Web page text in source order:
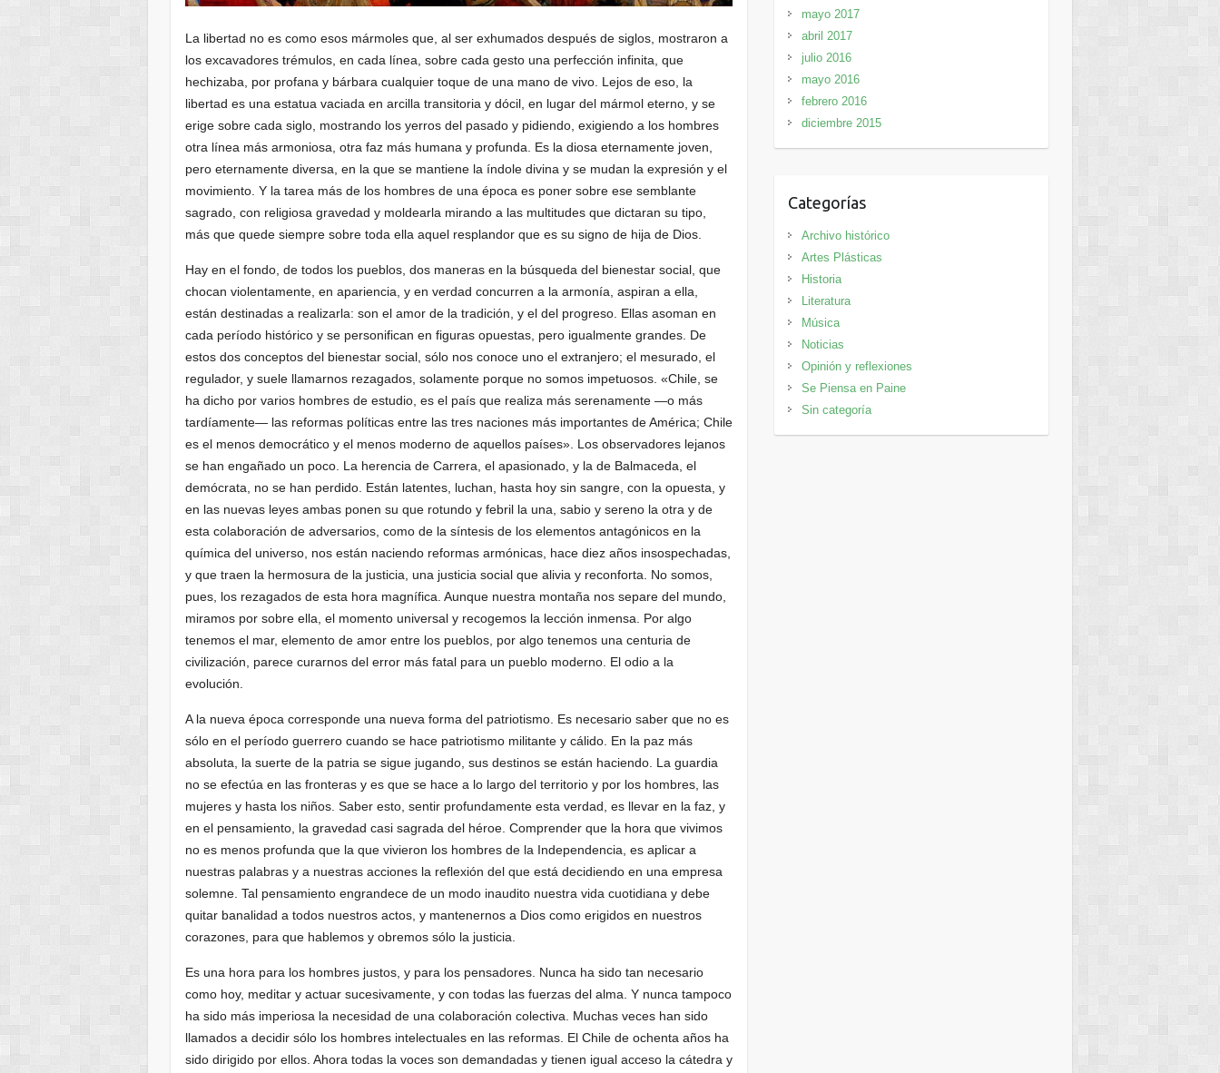
La libertad no es como esos mármoles que, al ser exhumados después de siglos, mostraron a
los excavadores trémulos, en cada línea, sobre cada gesto una perfección infinita, que
hechizaba, por profana y bárbara cualquier toque de una mano de vivo. Lejos de eso, la
libertad es una estatua vaciada en arcilla transitoria y dócil, en lugar del mármol eterno, y se
erige sobre cada siglo, mostrando los yerros del pasado y pidiendo, exigiendo a los hombres
otra línea más armoniosa, otra faz más humana y profunda. Es la diosa eternamente joven,
pero eternamente diversa, en la que se mantiene la índole divina y se mudan la expresión y el
movimiento. Y la tarea más de los hombres de una época es poner sobre ese semblante
sagrado, con religiosa gravedad y moldearla mirando a las multitudes que dictaran su tipo,
más que quede siempre sobre toda ella aquel resplandor que es su signo de hija de Dios.
Hay en el fondo, de todos los pueblos, dos maneras en la búsqueda del bienestar social, que
chocan violentamente, en apariencia, y en verdad concurren a la armonía, aspiran a ella,
están destinadas a realizarla: son el amor de la tradición, y el del progreso. Ellas asoman en
cada período histórico y se personifican en figuras opuestas, pero igualmente grandes. De
estos dos conceptos del bienestar social, sólo nos conoce uno el extranjero; el mesurado, el
regulador, y suele llamarnos rezagados, solamente porque no somos impetuosos. «Chile, se
ha dicho por varios hombres de estudio, es el país que realiza más serenamente —o más
tardíamente— las reformas políticas entre las tres naciones más importantes de América; Chile
es el menos democrático y el menos moderno de aquellos países». Los observadores lejanos
se han engañado un poco. La herencia de Carrera, el apasionado, y la de Balmaceda, el
demócrata, no se han perdido. Están latentes, luchan, hasta hoy sin sangre, con la opuesta, y
en las nuevas leyes ambas ponen su que rotundo y febril la una, sabio y sereno la otra y de
esta colaboración de adversarios, como de la síntesis de los elementos antagónicos en la
química del universo, nos están naciendo reformas armónicas, hace diez años insospechadas,
y que traen la hermosura de la justicia, una justicia social que alivia y reconforta. No somos,
pues, los rezagados de esta hora magnífica. Aunque nuestra montaña nos separe del mundo,
miramos por sobre ella, el momento universal y recogemos la lección inmensa. Por algo
tenemos el mar, elemento de amor entre los pueblos, por algo tenemos una centuria de
civilización, parece curarnos del error más fatal para un pueblo moderno. El odio a la
evolución.
A la nueva época corresponde una nueva forma del patriotismo. Es necesario saber que no es
sólo en el período guerrero cuando se hace patriotismo militante y cálido. En la paz más
absoluta, la suerte de la patria se sigue jugando, sus destinos se están haciendo. La guardia
no se efectúa en las fronteras y es que se hace a lo largo del territorio y por los hombres, las
mujeres y hasta los niños. Saber esto, sentir profundamente esta verdad, es llevar en la faz, y
en el pensamiento, la gravedad casi sagrada del héroe. Comprender que la hora que vivimos
no es menos profunda que la que vivieron los hombres de la Independencia, es aplicar a
nuestras palabras y a nuestras acciones la reflexión del que está decidiendo en una empresa
solemne. Tal pensamiento engrandece de un modo inaudito nuestra vida cuotidiana y debe
quitar banalidad a todos nuestros actos, y mantenernos a Dios como erigidos en nuestros
corazones, para que hablemos y obremos sólo la justicia.
Es una hora para los hombres justos, y para los pensadores. Nunca ha sido tan necesario
como hoy, meditar y actuar sucesivamente, y con todas las fuerzas del alma. Y nunca tampoco
ha sido más imperiosa la necesidad de una colaboración colectiva. Muchas veces han sido
llamados a decidir sólo los hombres intelectuales en las reformas. El Chile de ochenta años ha
sido dirigido por ellos. Ahora todas la voces son demandadas y tienen igual acceso la cátedra y
mayo 2017
abril 2017
julio 2016
mayo 2016
febrero 2016
diciembre 2015
Categorías
Archivo histórico
Artes Plásticas
Historia
Literatura
Música
Noticias
Opinión y reflexiones
Se Piensa en Paine
Sin categoría